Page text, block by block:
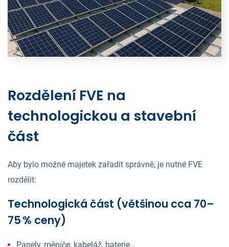
Rozdělení FVE na
technologickou a stavební
část
Aby bylo možné majetek zařadit správně, je nutné FVE
rozdělit:
Technologická část (většinou cca 70–
75 % ceny)
Panely, měniče, kabeláž, baterie…